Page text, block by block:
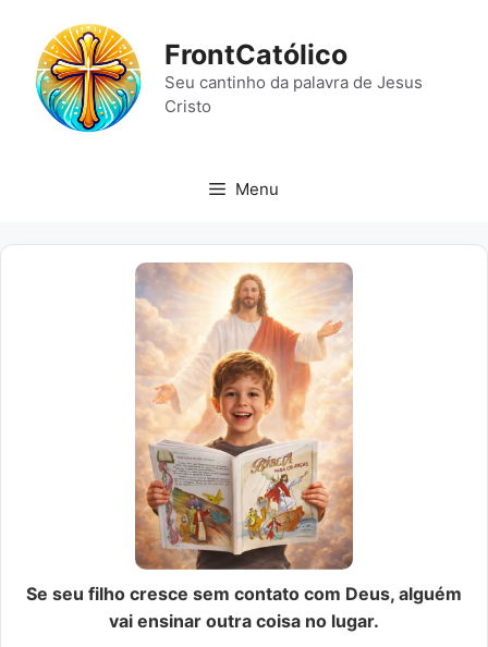
conteúdo
FrontCatólico
Seu cantinho da palavra de Jesus
Cristo
Menu
Se seu filho cresce sem contato com Deus, alguém
vai ensinar outra coisa no lugar.